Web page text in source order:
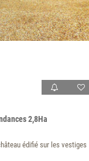
2,8Ha
édifié sur les vestiges